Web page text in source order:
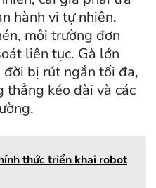
hành vi tự nhiên.
môi trường đơn
liên tục. Gà lớn
bị rút ngắn tối đa,
kéo dài và các
thức triển khai robot